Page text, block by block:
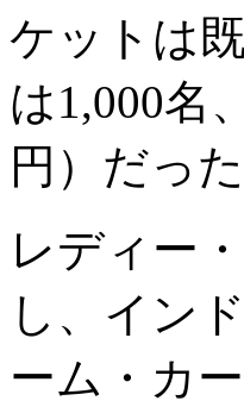
ケットは
は1,000名
円）だった
レディー
し、イン
ーム・カ